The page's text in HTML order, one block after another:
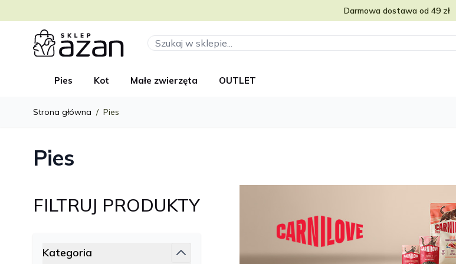
Darmowa dostawa od 49 zł
Przejdź do treści
Szukaj
Pies Kot Małe zwierzęta OUTLET
Strona główna / Pies
Pies
FILTRUJ PRODUKTY
Kategoria